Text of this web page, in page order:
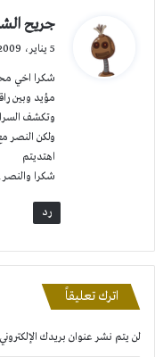
ي
ل
جريح
5 يناير، 2009 الساعة 1:11 م
شكرا اخي
مؤيد وبين
وتكشف
ولكن النصر
اهتديتم
شكرا والنصر
رد
اترك تعليقاً
لن يتم نشر عنوان بريدك